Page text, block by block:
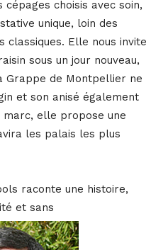
choisis avec soin,
unique, loin des
classiques. Elle nous invite
sous un jour nouveau,
Grappe de Montpellier ne
et son anisé également
elle propose une
les palais les plus
raconte une histoire,
et sans